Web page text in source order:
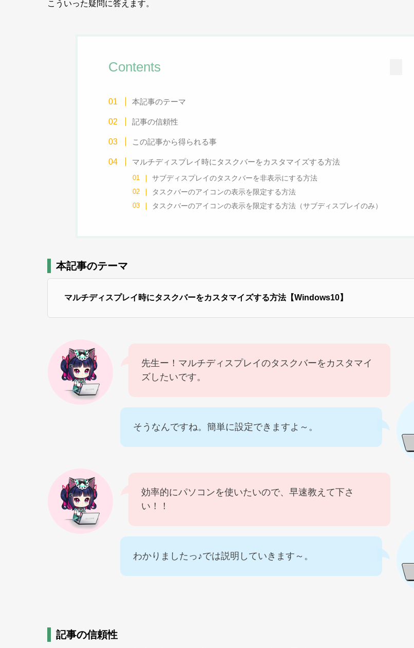
こういった疑問に答えます。
Contents
本記事のテーマ
記事の信頼性
この記事から得られる事
マルチディスプレイ時にタスクバーをカスタマイズする方法
サブディスプレイのタスクバーを非表示にする方法
タスクバーのアイコンの表示を限定する方法
タスクバーのアイコンの表示を限定する方法（サブディスプレイのみ）
本記事のテーマ
マルチディスプレイ時にタスクバーをカスタマイズする方法【Windows10】
先生ー！マルチディスプレイのタスクバーをカスタマイ
ズしたいです。
そうなんですね。簡単に設定できますよ～。
効率的にパソコンを使いたいので、早速教えて下さ
い！！
わかりましたっ♪では説明していきます～。
記事の信頼性